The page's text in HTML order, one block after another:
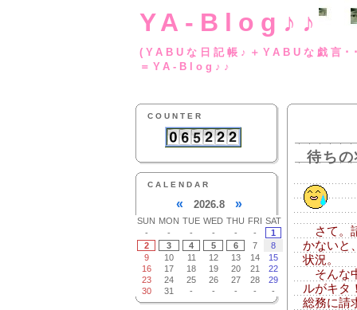
YA-Blog♪♪
(YABUな日記帳♪
＝YA-Blog♪♪
COUNTER
CALENDAR
« 2026.8 »
SUN MON TUE WED THU FRI SAT
-
- - - - -
1
2
3 4 5 6 7
8
9
10 11 12 13 14
15
16
17 18 19 20 21
22
23
24 25 26 27 28
29
30
31 - - - - -
待ち
さて。
かないと
状況。
そんな
ルがキタ
総務に請